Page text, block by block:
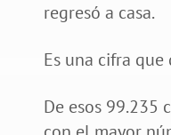
regresó a casa.
Es una cifra que
De esos 99.235